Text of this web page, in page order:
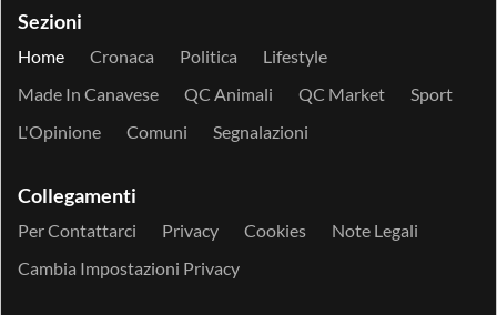
Sezioni
Home Cronaca Politica
Lifestyle
Made In Canavese
QC Animali QC Market
Sport
L'Opinione
Comuni Segnalazioni
Collegamenti
Per Contattarci Privacy Cookies
Note Legali
Cambia Impostazioni Privacy